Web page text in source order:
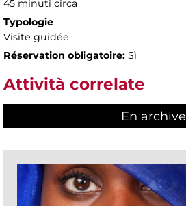
45 minuti circa
Typologie
Visite guidée
Réservation obligatoire: Sì
Attività correlate
En archive